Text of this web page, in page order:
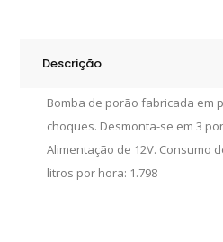
Descrição
Bomba de porão fabricada em
choques. Desmonta-se em 3
Alimentação de 12V. Consumo
litros por hora: 1.798